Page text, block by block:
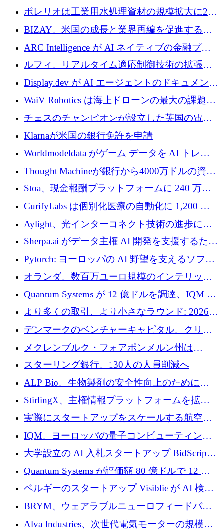
1,000 万人のユーザーに到達し、Whering が
700 万ドルを獲得
ポレリオは工業用水処理資材の規模拡大に240
万ユーロを確保
BIZAY、米国の成長と業界再編を促進するた
めに5,500万ドルを確保
ARC Intelligence が AI ネイティブの金融プラ
ットフォームを拡大するために 400 万ユーロ
ルフィ、リアルタイム適応制御技術の拡張に
810万ポンドを確保
Display.dev が AI エージェントのドキュメント
コラボレーションを強化するために 47 万ユー
WaiV Robotics は海上ドローンの最大の課題の
1 つをどのように解決しているか
チェスのチャンピオンが設立した英国の電池
材料スタートアップ TaiSan が 465 万ポンドを
Klarnaが米国の銀行免許を申請
Worldmodeldata がゲーム データを AI トレー
ニングに変えるために 700 万ポンドを獲得
Thought Machineが銀行から4000万ドルの資金
調達、年間収益1億ドルを突破
Stoa、現金報酬プラットフォームに 240 万ド
ルを確保
CurifyLabs は個別化医療の自動化に 1,200 万
ユーロを寄付
Aylight、光インターコネクト技術の進歩に向
けて450万ユーロのプレシードラウンドを終了
Sherpa.ai がデータ主権 AI 開発を支援するため
に 1,800 万ドルを調達
Pytorch: ヨーロッパの AI 野望を支えるソフト
ウェア層
オランダ、数百万ユーロ規模のインテリック
との提携で軍用ドローンにソフトウェアファ
ースト戦略を採用
Quantum Systems が 12 億ドルを調達、IQM が
米国の主要取引所で初の欧州量子企業とな
る、6 月に欧州のスタートアップ資金調達
より多くの取引、より小さなラウンド: 2026
年 6 月に欧州のスタートアップ資金調達
デンマークのベンチャーキャピタル、クリメ
ンタム・キャピタルが気候変動対策ハードウ
ェア投資として初回クローズで6,000万ユーロ
を確保
メクレンブルク・フォアポンメルン州は
Nextcloud を州全体に展開し、オープンソース
戦略を拡大
スターリング銀行、130人の人員削減へ
ALP Bio、生物製剤の安全性向上のために
Venture Kick から 16 万 1,000 ユーロを調達
StirlingX、主権情報プラットフォームを拡張
するためにシリーズ A で 2,000 万ドルを確保
実際にスタートアップをスケールする航空イ
ノベーション モデルを学ぶ
IQM、ヨーロッパの量子コンピューティング
企業として初めて米国の主要取引所に上場
大学設立の AI 入札スタートアップ BidScript
がプレシード資金総額 100 万ドルを突破
Quantum Systems が評価額 80 億ドルで 12 億
ドルを調達
ベルギーのスタートアップ Visiblie が AI 検索
の可視化のために 50 万ユーロを調達
BRYM、ウェアラブルニューロフィードバッ
クプラットフォームの開発に65万ユーロを確
Alva Industries、次世代電気モーターの規模拡